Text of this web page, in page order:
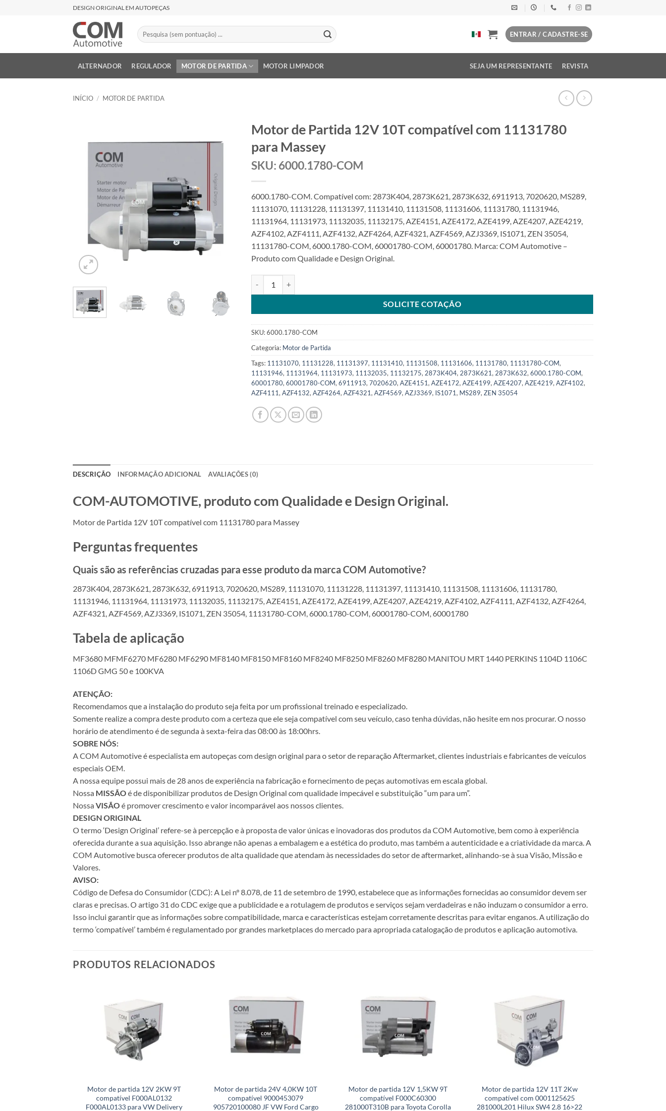
DESIGN ORIGINAL EM AUTOPEÇAS
Pesquisar
por:
ENTRAR / CADASTRE-SE
ALTERNADOR REGULADOR MOTOR DE PARTIDA MOTOR LIMPADOR SEJA UM REPRESENTANTE REVISTA
INÍCIO / MOTOR DE PARTIDA
Motor de Partida 12V 10T compatível com 11131780
para Massey
SKU: 6000.1780-COM
6000.1780-COM. Compatível com: 2873K404, 2873K621, 2873K632, 6911913, 7020620, MS289,
11131070, 11131228, 11131397, 11131410, 11131508, 11131606, 11131780, 11131946,
11131964, 11131973, 11132035, 11132175, AZE4151, AZE4172, AZE4199, AZE4207, AZE4219,
AZF4102, AZF4111, AZF4132, AZF4264, AZF4321, AZF4569, AZJ3369, IS1071, ZEN 35054,
11131780-COM, 6000.1780-COM, 60001780-COM, 60001780. Marca: COM Automotive –
Produto com Qualidade e Design Original.
SOLICITE COTAÇÃO
SKU:6000.1780-COM
Categoria: Motor de Partida
Tags: 11131070, 11131228, 11131397, 11131410, 11131508, 11131606, 11131780, 11131780-COM,
11131946, 11131964, 11131973, 11132035, 11132175, 2873K404, 2873K621, 2873K632, 6000.1780-COM,
60001780, 60001780-COM, 6911913, 7020620, AZE4151, AZE4172, AZE4199, AZE4207, AZE4219, AZF4102,
AZF4111, AZF4132, AZF4264, AZF4321, AZF4569, AZJ3369, IS1071, MS289, ZEN 35054
DESCRIÇÃO INFORMAÇÃO ADICIONAL AVALIAÇÕES (0)
COM-AUTOMOTIVE, produto com Qualidade e Design Original.
Motor de Partida 12V 10T compatível com 11131780 para Massey
Perguntas frequentes
Quais são as referências cruzadas para esse produto da marca COM Automotive?
2873K404, 2873K621, 2873K632, 6911913, 7020620, MS289, 11131070, 11131228, 11131397, 11131410, 11131508, 11131606, 11131780,
11131946, 11131964, 11131973, 11132035, 11132175, AZE4151, AZE4172, AZE4199, AZE4207, AZE4219, AZF4102, AZF4111, AZF4132, AZF4264,
AZF4321, AZF4569, AZJ3369, IS1071, ZEN 35054, 11131780-COM, 6000.1780-COM, 60001780-COM, 60001780
Tabela de aplicação
MF3680 MFMF6270 MF6280 MF6290 MF8140 MF8150 MF8160 MF8240 MF8250 MF8260 MF8280 MANITOU MRT 1440 PERKINS 1104D 1106C
1106D GMG 50 e 100KVA
ATENÇÃO:
Recomendamos que a instalação do produto seja feita por um profissional treinado e especializado.
Somente realize a compra deste produto com a certeza que ele seja compatível com seu veículo, caso tenha dúvidas, não hesite em nos procurar. O nosso
horário de atendimento é de segunda à sexta-feira das 08:00 às 18:00hrs.
SOBRE NÓS:
A COM Automotive é especialista em autopeças com design original para o setor de reparação Aftermarket, clientes industriais e fabricantes de veículos
especiais OEM.
A nossa equipe possui mais de 28 anos de experiência na fabricação e fornecimento de peças automotivas em escala global.
Nossa MISSÃOé de disponibilizar produtos de Design Original com qualidade impecável e substituição “um para um”.
Nossa VISÃOé promover crescimento e valor incomparável aos nossos clientes.
DESIGN ORIGINAL
O termo ‘Design Original’ refere-se à percepção e à proposta de valor únicas e inovadoras dos produtos da COM Automotive, bem como à experiência
oferecida durante a sua aquisição. Isso abrange não apenas a embalagem e a estética do produto, mas também a autenticidade e a criatividade da marca. A
COM Automotive busca oferecer produtos de alta qualidade que atendam às necessidades do setor de aftermarket, alinhando-se à sua Visão, Missão e
Valores.
AVISO:
Código de Defesa do Consumidor (CDC): A Lei nº 8.078, de 11 de setembro de 1990, estabelece que as informações fornecidas ao consumidor devem ser
claras e precisas. O artigo 31 do CDC exige que a publicidade e a rotulagem de produtos e serviços sejam verdadeiras e não induzam o consumidor a erro.
Isso inclui garantir que as informações sobre compatibilidade, marca e características estejam corretamente descritas para evitar enganos. A utilização do
termo ‘compatível’ também é regulamentado por grandes marketplaces do mercado para apropriada catalogação de produtos e aplicação automotiva.
PRODUTOS RELACIONADOS
Motor de partida 12V 2KW 9T
compatível F000AL0132
F000AL0133 para VW Delivery
Motor de partida 24V 4,0KW 10T
compatível 9000453079
905720100080 JF VW Ford Cargo
Motor de partida 12V 1,5KW 9T
compatível F000C60300
281000T310B para Toyota Corolla
Motor de partida 12V 11T 2Kw
compatível com 0001125625
281000L201 Hilux SW4 2.8 16>22